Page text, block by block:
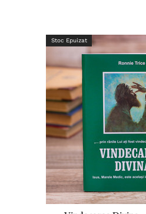
Stoc Epuizat